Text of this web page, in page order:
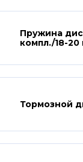
Пружина
компл./18-20
Тормозной